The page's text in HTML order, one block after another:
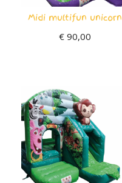
Midi multifun unicorn
€90,00